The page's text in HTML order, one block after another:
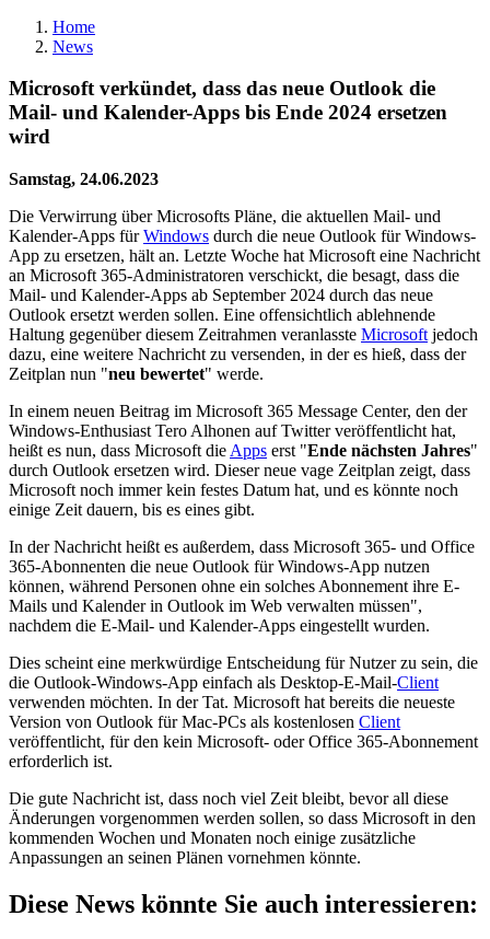
Home
News
Microsoft verkündet, dass das neue Outlook die
Mail- und Kalender-Apps bis Ende 2024 ersetzen
wird
Samstag, 24.06.2023
Die Verwirrung über Microsofts Pläne, die aktuellen Mail- und
Kalender-Apps fürWindows durch die neue Outlook für Windows-
App zu ersetzen, hält an. Letzte Woche hat Microsoft eine Nachricht
an Microsoft 365-Administratoren verschickt, die besagt, dass die
Mail- und Kalender-Apps ab September 2024 durch das neue
Outlook ersetzt werden sollen. Eine offensichtlich ablehnende
Haltung gegenüber diesem Zeitrahmen veranlasste Microsoft jedoch
dazu, eine weitere Nachricht zu versenden, in der es hieß, dass der
Zeitplan nun "neu bewertet" werde.
In einem neuen Beitrag im Microsoft 365 Message Center, den der
Windows-Enthusiast Tero Alhonen auf Twitter veröffentlicht hat,
heißt es nun, dass Microsoft die Apps erst "Ende nächsten Jahres"
durch Outlook ersetzen wird. Dieser neue vage Zeitplan zeigt, dass
Microsoft noch immer kein festes Datum hat, und es könnte noch
einige Zeit dauern, bis es eines gibt.
In der Nachricht heißt es außerdem, dass Microsoft 365- und Office
365-Abonnenten die neue Outlook für Windows-App nutzen
können, während Personen ohne ein solches Abonnement ihre E-
Mails und Kalender in Outlook im Web verwalten müssen",
nachdem die E-Mail- und Kalender-Apps eingestellt wurden.
Dies scheint eine merkwürdige Entscheidung für Nutzer zu sein, die
die Outlook-Windows-App einfach als Desktop-E-Mail-Client
verwenden möchten. In der Tat. Microsoft hat bereits die neueste
Version von Outlook für Mac-PCs als kostenlosen Client
veröffentlicht, für den kein Microsoft- oder Office 365-Abonnement
erforderlich ist.
Die gute Nachricht ist, dass noch viel Zeit bleibt, bevor all diese
Änderungen vorgenommen werden sollen, so dass Microsoft in den
kommenden Wochen und Monaten noch einige zusätzliche
Anpassungen an seinen Plänen vornehmen könnte.
Diese News könnte Sie auch interessieren: